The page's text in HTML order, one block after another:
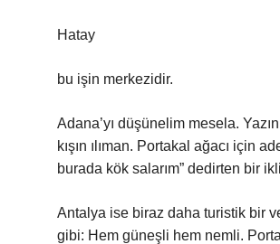
Hatay
bu işin merkezidir.
Adana’yı düşünelim mesela. Yazın
kışın ılıman. Portakal ağacı için
burada kök salarım” dedirten bir
Antalya ise biraz daha turistik bir
gibi: Hem güneşli hem nemli.